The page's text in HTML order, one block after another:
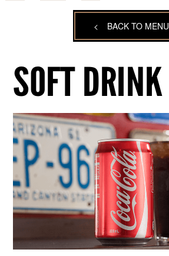
< BACK TO MENU
SOFT DRINK